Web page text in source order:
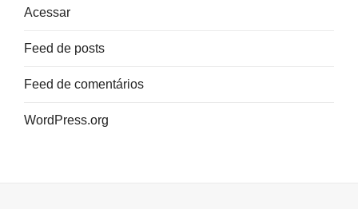
Acessar
Feed de posts
Feed de comentários
WordPress.org